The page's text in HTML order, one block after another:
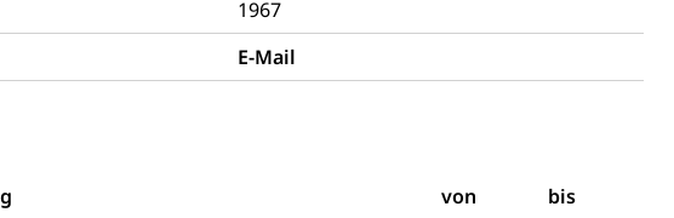
1967
E-Mail
von
bis
technische Betriebe, Alarmierung, Sirenentest